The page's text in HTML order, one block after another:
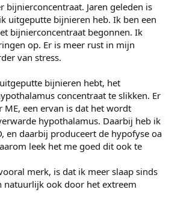
bijnierconcentraat. Jaren geleden is
uitgeputte bijnieren heb. Ik ben een
bijnierconcentraat begonnen. Ik
op. Er is meer rust in mijn
van stress.
bijnieren hebt, het
concentraat te slikken. Er
ME, een ervan is dat het wordt
hypothalamus. Daarbij heb ik
en daarbij produceert de hypofyse oa
leek het me goed dit ook te
merk, is dat ik meer slaap sinds
natuurlijk ook door het extreem